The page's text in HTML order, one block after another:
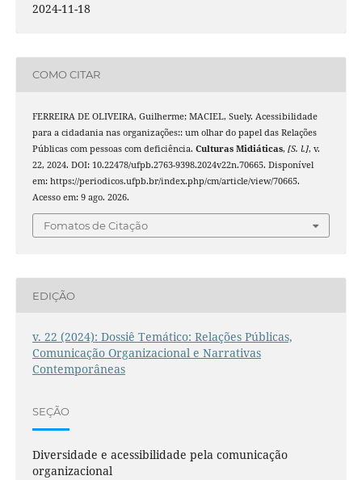
2024-11-18
COMO CITAR
FERREIRA DE OLIVEIRA, Guilherme; MACIEL, Suely. Acessibilidade
para a cidadania nas organizações:: um olhar do papel das Relações
Públicas com pessoas com deficiência. Culturas Midiáticas, [S. l.], v.
22, 2024. DOI: 10.22478/ufpb.2763-9398.2024v22n.70665. Disponível
em: https://periodicos.ufpb.br/index.php/cm/article/view/70665.
Acesso em: 9 ago. 2026.
Fomatos de Citação
EDIÇÃO
v. 22 (2024): Dossiê Temático: Relações Públicas,
Comunicação Organizacional e Narrativas
Contemporâneas
SEÇÃO
Diversidade e acessibilidade pela comunicação
organizacional